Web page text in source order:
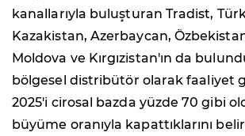
kanallarıyla buluşturan Tradist,
Kazakistan, Azerbaycan,
Moldova ve Kırgızistan'ın da
bölgesel distribütör olarak faaliyet
2025'i cirosal bazda yüzde 70 gibi
büyüme oranıyla kapattıklarını